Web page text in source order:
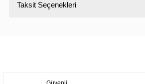
Taksit Seçenekleri